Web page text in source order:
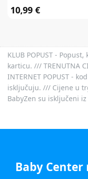
10,99 €
KLUB POPUST -
karticu. /// TRENUTNA
INTERNET POPUST -
isključuju. /// Cijene u
BabyZen su isključeni iz
Baby